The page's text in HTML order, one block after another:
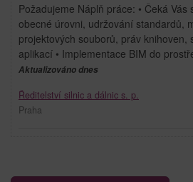
Požadujeme Náplň práce: • Čeká
obecné úrovni, udržování standardů,
projektových souborů, práv knihoven,
aplikací • Implementace BIM do
Aktualizováno dnes
Ředitelství silnic a dálnic s. p.
Praha